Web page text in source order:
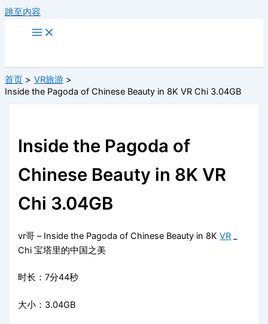
跳至内容
首页
VR旅游
Inside the Pagoda of Chinese Beauty in 8K VR Chi 3.04GB
Inside the Pagoda of
Chinese Beauty in 8K VR
Chi 3.04GB
vr哥 – Inside the Pagoda of Chinese Beauty in 8KVR
Chi 宝塔里的中国之美
时长：7分44秒
大小：3.04GB